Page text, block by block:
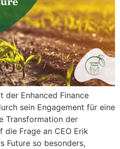
der Enhanced Finance
sein Engagement für eine
Transformation der
Frage an CEO Erik
Future so besonders,